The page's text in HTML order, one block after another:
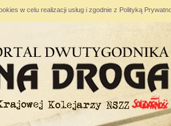
w celu realizacji usług i zgodnie z Polityką